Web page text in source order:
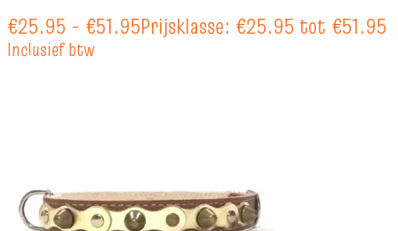
€25.95 - €51.95Prijsklasse: €25.95 tot €51.95
Inclusief btw